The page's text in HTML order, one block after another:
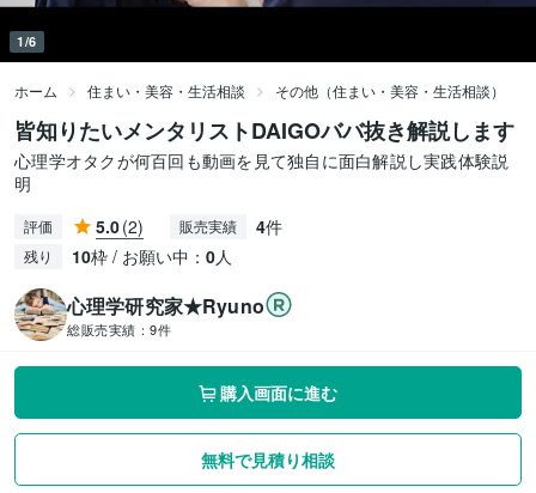
1/6
ホーム 住まい・美容・生活相談 その他（住まい・美容・生活相談）
皆知りたいメンタリストDAIGOババ抜き解説します
心理学オタクが何百回も動画を見て独自に面白解説し実践体験説
明
評価 5.0(2) 販売実績 4件
残り 10枠 / お願い中： 0人
心理学研究家★Ryuno
総販売実績： 9件
購入画面に進む
無料で見積り相談